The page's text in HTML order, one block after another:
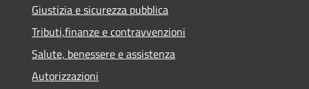
Giustizia e sicurezza pubblica
Tributi,finanze e contravvenzioni
Salute, benessere e assistenza
Autorizzazioni